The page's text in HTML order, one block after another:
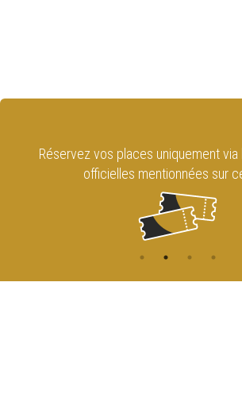
Réservez vos places uniquement
officielles mentionnées sur